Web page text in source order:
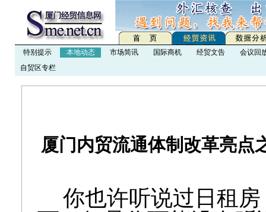
特别提示 本地动态 市场简讯 国际商机 经贸文告
会议回
自贸区专栏
厦门内贸流通体制改革亮点
你也许听说过日租